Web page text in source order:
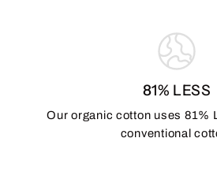
81% LESS
Our organic cotton uses 81%
conventional